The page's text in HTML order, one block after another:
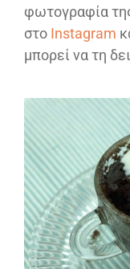
φωτογραφία
στο Instagram
μπορεί να τη